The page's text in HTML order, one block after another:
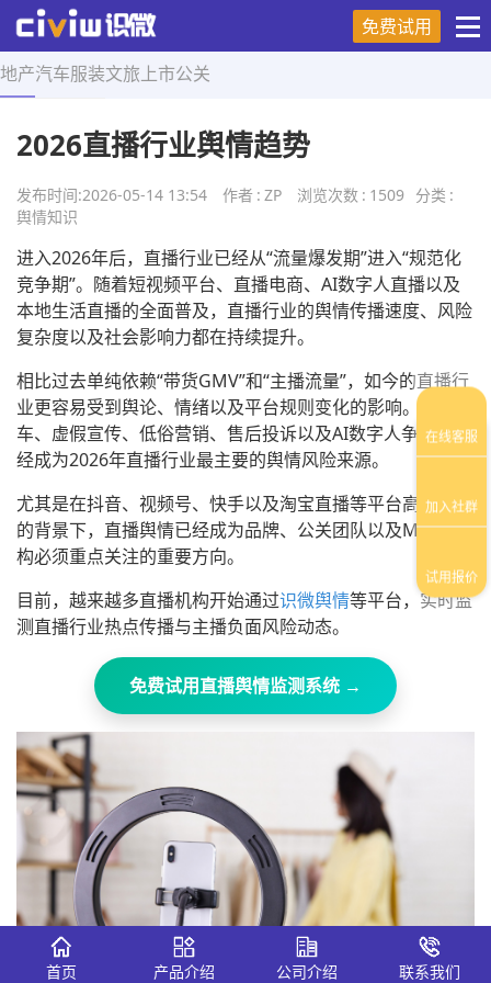
免费试用
地产汽车服装文旅 上市公关
首页 > 舆情知识 > 正文
2026直播行业舆情趋势
发布时间:2026-05-14 13:54 作者 : ZP 浏览次数 : 1509 分类 :
舆情知识
进入2026年后，直播行业已经从“流量爆发期”进入“规范化
竞争期”。随着短视频平台、直播电商、AI数字人直播以及
本地生活直播的全面普及，直播行业的舆情传播速度、风险
复杂度以及社会影响力都在持续提升。
相比过去单纯依赖“带货GMV”和“主播流量”，如今的直播行
业更容易受到舆论、情绪以及平台规则变化的影响。主播翻
车、虚假宣传、低俗营销、售后投诉以及AI数字人争议，已
经成为2026年直播行业最主要的舆情风险来源。
尤其是在抖音、视频号、快手以及淘宝直播等平台高度竞争
的背景下，直播舆情已经成为品牌、公关团队以及MCN机
构必须重点关注的重要方向。
目前，越来越多直播机构开始通过识微舆情等平台，实时监
测直播行业热点传播与主播负面风险动态。
免费试用直播舆情监测系统 →
首页 产品介绍 公司介绍 联系我们